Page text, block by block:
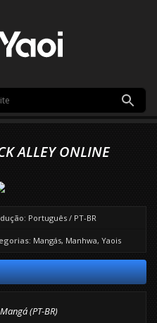
ALLEY ONLINE
Português / PT-BR
Mangás, Manhwa, Yaois
(PT-BR)